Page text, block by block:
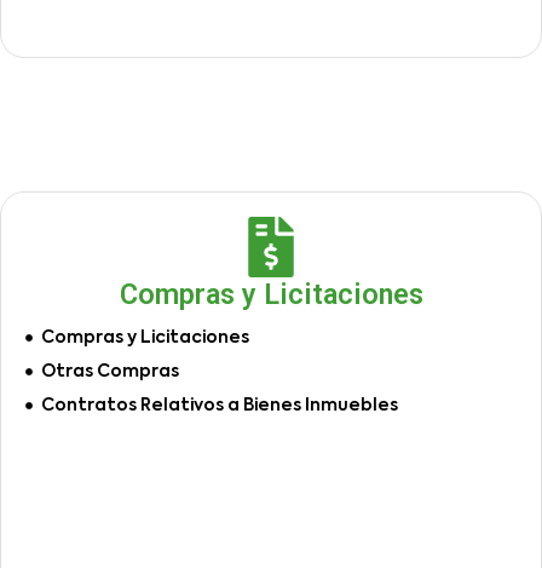
Compras y Licitaciones
Compras y Licitaciones
Otras Compras
Contratos Relativos a Bienes Inmuebles